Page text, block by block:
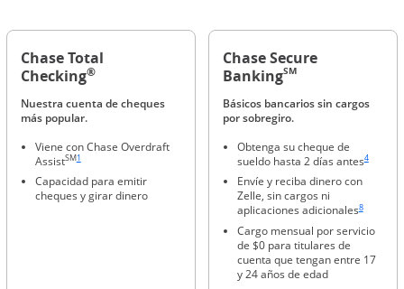
Chase Total
Checking®
Nuestra cuenta de cheques
más popular.
Viene con Chase Overdraft
AssistSM
Enlace en la misma página a la referencia a pie de página
1
Capacidad para emitir
cheques y girar dinero
Chase Secure
BankingSM
Básicos bancarios sin cargos
por sobregiro.
Obtenga su cheque de
sueldo hasta 2 días antes4
Envíe y reciba dinero con
Zelle, sin cargos ni
aplicaciones adicionales8
Cargo mensual por servicio
de $0 para titulares de
cuenta que tengan entre 17
y 24 años de edad